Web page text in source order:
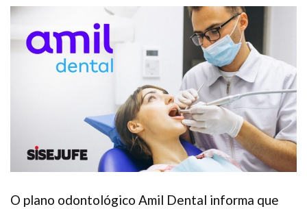
O plano odontológico Amil Dental informa que
Seguro Auto
Assistência Funeral
Pós-graduação
Twitter YoutubeTikTok Whatsapp